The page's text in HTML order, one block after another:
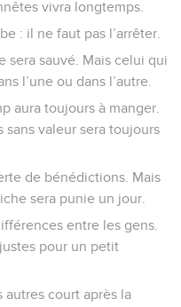
vivra longtemps.
: il ne faut pas l’arrêter.
sera sauvé. Mais celui qui
l’une ou dans l’autre.
aura toujours à manger.
sans valeur sera toujours
de bénédictions. Mais
sera punie un jour.
entre les gens.
pour un petit
court après la